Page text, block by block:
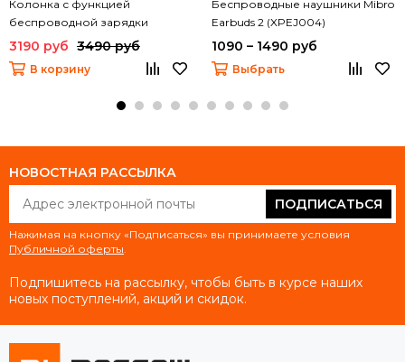
Колонка с функцией
беспроводной зарядки
EZVALO Wireless Charger Music
3190 руб 3490 руб
В корзину
Беспроводные наушники Mibro
Earbuds 2 (XPEJ004)
1090 – 1490 руб
Выбрать
НОВОСТНАЯ РАССЫЛКА
ПОДПИСАТЬСЯ
Нажимая на кнопку «Подписаться» вы принимаете условия
Публичной оферты
Подпишитесь на рассылку, чтобы быть в курсе наших
новых поступлений, акций и скидок.